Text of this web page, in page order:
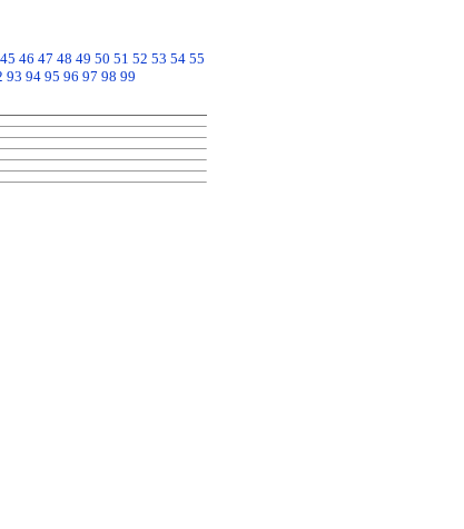
45 46 47 48 49 50 51 52 53 54 55
93 94 95 96 97 98 99